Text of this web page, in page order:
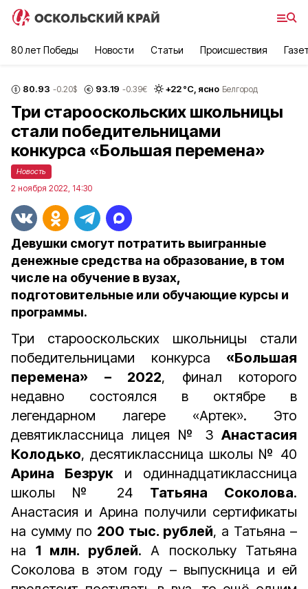
80 лет Победы Новости Статьи Происшествия
80.93 -0.20$ 93.19 -0.39€ +22°С, ясно Белгород
Три старооскольских школьницы
стали победительницами
конкурса «Большая перемена»
Новость
2 ноября 2022, 14:30
Девушки смогут потратить выигранные
денежные средства на образование, в том
числе на обучение в вузах,
подготовительные или обучающие курсы и
программы.
Три старооскольских школьницы стали
победительницами конкурса «Большая
перемена» – 2022, финал которого
недавно состоялся в октябре в
легендарном лагере «Артек». Это
девятиклассница лицея № 3 Анастасия
Колодько, десятиклассница школы № 40
Арина Безруки одиннадцатиклассница
школы № 24 Татьяна Соколова.
Анастасия и Арина получили сертификаты
на сумму по 200 тыс. рублей, а Татьяна –
на 1 млн. рублей. А поскольку Татьяна
Соколова в этом году – выпускница и ей